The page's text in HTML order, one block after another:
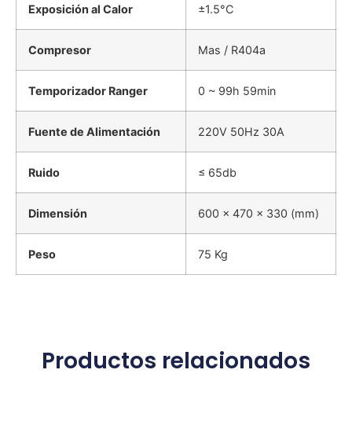
Exposición al Calor ±1.5°C
Compresor Mas / R404a
Temporizador Ranger 0 ~ 99h 59min
Fuente de Alimentación 220V 50Hz 30A
Ruido ≤ 65db
Dimensión 600 x 470 x 330 (mm)
Peso 75 Kg
Productos relacionados